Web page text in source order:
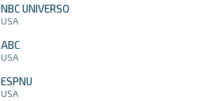
NBC UNIVERSO
USA
ABC
USA
ESPNU
USA